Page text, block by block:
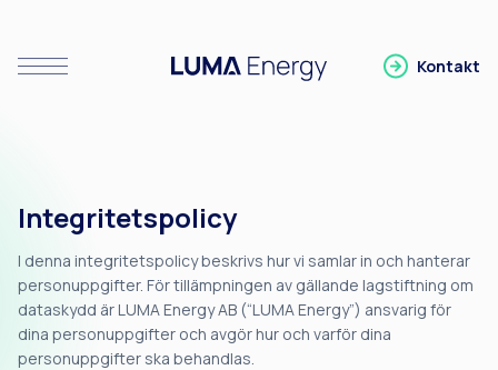
Visa/Stäng meny
Kontakt
Integritetspolicy
I denna integritetspolicy beskrivs hur vi samlar in och hanterar
personuppgifter. För tillämpningen av gällande lagstiftning om
dataskydd är LUMA Energy AB (“LUMA Energy”) ansvarig för
dina personuppgifter och avgör hur och varför dina
personuppgifter ska behandlas.